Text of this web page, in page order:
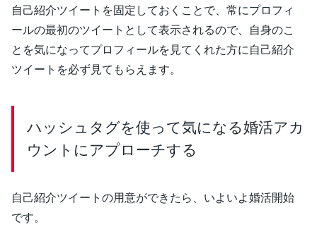
自己紹介ツイートを固定しておくことで、常にプロフィ
ールの最初のツイートとして表示されるので、自身のこ
とを気になってプロフィールを見てくれた方に自己紹介
ツイートを必ず見てもらえます。
ハッシュタグを使って気になる婚活アカ
ウントにアプローチする
自己紹介ツイートの用意ができたら、いよいよ婚活開始
です。